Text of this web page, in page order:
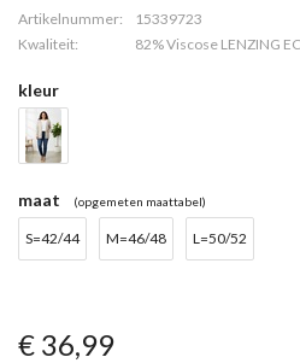
Artikelnummer:
15339723
Kwaliteit:
82% Viscose LENZING
kleur
maat (opgemeten maattabel)
S=42/44 M=46/48 L=50/52
€ 36,99